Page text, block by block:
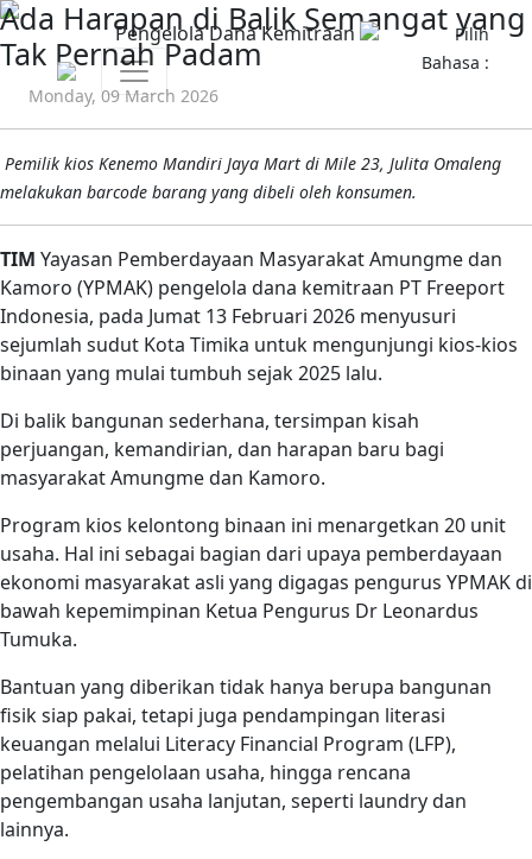
Pengelola Dana Kemitraan
Pilih
Bahasa :
Ada Harapan di Balik Semangat yang
Tak Pernah Padam
Monday, 09 March 2026
Pemilik kios Kenemo Mandiri Jaya Mart di Mile 23, Julita Omaleng
melakukan barcode barang yang dibeli oleh konsumen.
TIM Yayasan Pemberdayaan Masyarakat Amungme dan
Kamoro (YPMAK) pengelola dana kemitraan PT Freeport
Indonesia, pada Jumat 13 Februari 2026 menyusuri
sejumlah sudut Kota Timika untuk mengunjungi kios-kios
binaan yang mulai tumbuh sejak 2025 lalu.
Di balik bangunan sederhana, tersimpan kisah
perjuangan, kemandirian, dan harapan baru bagi
masyarakat Amungme dan Kamoro.
Program kios kelontong binaan ini menargetkan 20 unit
usaha. Hal ini sebagai bagian dari upaya pemberdayaan
ekonomi masyarakat asli yang digagas pengurus YPMAK di
bawah kepemimpinan Ketua Pengurus Dr Leonardus
Tumuka.
Bantuan yang diberikan tidak hanya berupa bangunan
fisik siap pakai, tetapi juga pendampingan literasi
keuangan melalui Literacy Financial Program (LFP),
pelatihan pengelolaan usaha, hingga rencana
pengembangan usaha lanjutan, seperti laundry dan
lainnya.